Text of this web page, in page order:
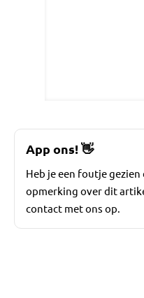
App ons!👋
Heb je een foutje gezien
opmerking over dit
contact met ons op.